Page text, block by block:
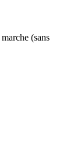
(sans